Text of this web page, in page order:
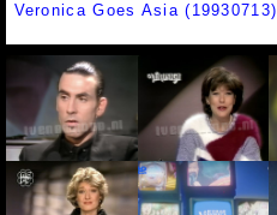
Veronica Goes Asia (19930713)